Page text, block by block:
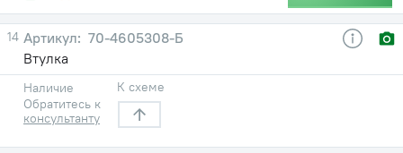
14
70-4605308-Б
Втулка
Наличие
Обратитесь к
консультанту
К схеме